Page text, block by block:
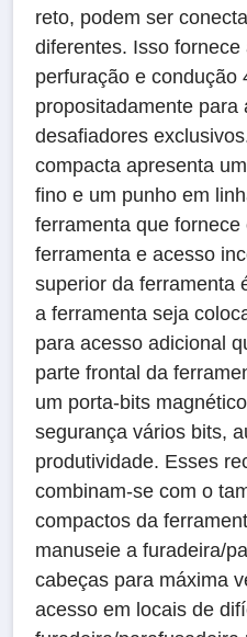
reto, podem ser
diferentes. Isso
perfuração e condução
propositadamente para
desafiadores
compacta apresenta
fino e um punho em
ferramenta que
ferramenta e acesso
superior da ferramenta
a ferramenta seja
para acesso adicional
parte frontal da
um porta-bits
segurança vários bits,
produtividade. Esses
combinam-se com o
compactos da
manuseie a furadeira/
cabeças para máxima
acesso em locais de